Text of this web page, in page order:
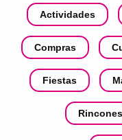
Actividades
Compras
Fiestas
Rincones